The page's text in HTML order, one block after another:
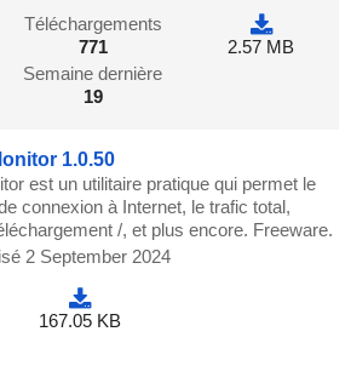
Téléchargements
771
Semaine dernière
19
2.57 MB
1.0.50
est un utilitaire pratique qui permet le
connexion à Internet, le trafic total,
/, et plus encore. Freeware.
2 September 2024
167.05 KB